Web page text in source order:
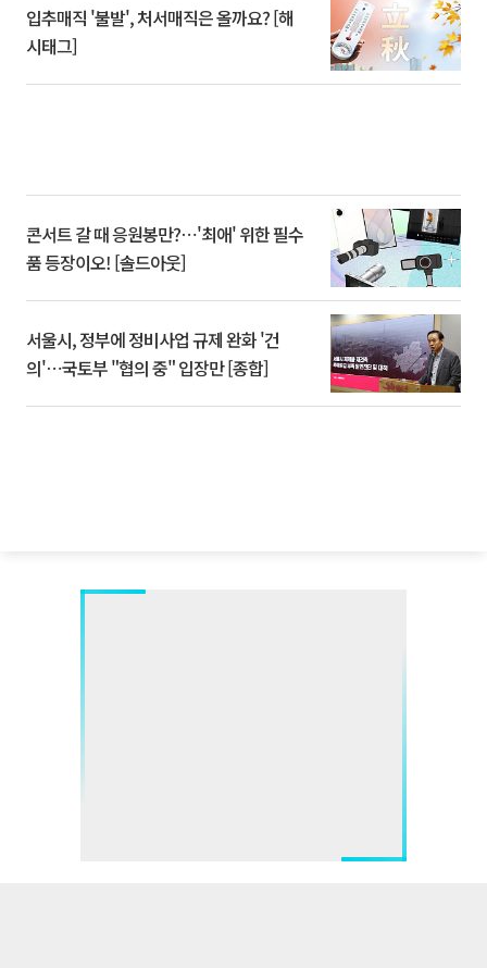
입추매직 '불발', 처서매직은 올까요? [해
시태그]
콘서트 갈 때 응원봉만?⋯'최애' 위한 필수
품 등장이오! [솔드아웃]
서울시, 정부에 정비사업 규제 완화 '건
의'⋯국토부 "협의 중" 입장만 [종합]